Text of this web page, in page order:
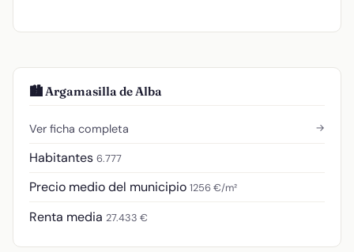
🏙️ Argamasilla de Alba
Ver ficha completa →
Habitantes 6.777
Precio medio del municipio 1256 €/m²
Renta media 27.433 €